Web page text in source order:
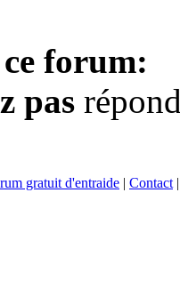
forum:
pas
gratuit d'entraide | Contact